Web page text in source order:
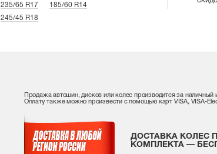
235/65 R17
185/60 R14
245/45 R18
Продажа автошин, дисков или колес производится за наличный
Оплату также можно произвести с помощью карт VISA, VISA-
ДОСТАВКА КОЛЕС
КОМПЛЕКТА —